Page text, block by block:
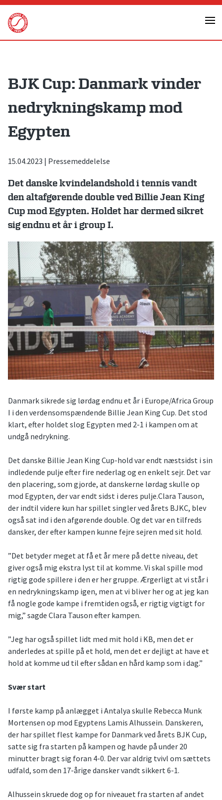
Skip
content
BJK Cup: Danmark vinder
nedrykningskamp mod
Egypten
15.04.2023 | Pressemeddelelse
Det danske kvindelandshold i tennis vandt
den altafgørende double ved Billie Jean King
Cup mod Egypten. Holdet har dermed sikret
sig endnu et år i group I.
Danmark sikrede sig lørdag endnu et år i Europe/Africa Group
I i den verdensomspændende Billie Jean King Cup. Det stod
klart, efter holdet slog Egypten med 2-1 i kampen om at
undgå nedrykning.
Det danske Billie Jean King Cup-hold var endt næstsidst i sin
indledende pulje efter fire nederlag og en enkelt sejr. Det var
den placering, som gjorde, at danskerne lørdag skulle op
mod Egypten, der var endt sidst i deres pulje.Clara Tauson,
der indtil videre kun har spillet singler ved årets BJKC, blev
også sat ind i den afgørende double. Og det var en tilfreds
dansker, der efter kampen kunne fejre sejren med sit hold.
”Det betyder meget at få et år mere på dette niveau, det
giver også mig ekstra lyst til at komme. Vi skal spille mod
rigtig gode spillere i den er her gruppe. Ærgerligt at vi står i
en nedrykningskamp igen, men at vi bliver her og at jeg kan
få nogle gode kampe i fremtiden også, er rigtig vigtigt for
mig,” sagde Clara Tauson efter kampen.
”Jeg har også spillet lidt med mit hold i KB, men det er
anderledes at spille på et hold, men det er dejligt at have et
hold at komme ud til efter sådan en hård kamp som i dag.”
Svær start
I første kamp på anlægget i Antalya skulle Rebecca Munk
Mortensen op mod Egyptens Lamis Alhussein. Danskeren,
der har spillet flest kampe for Danmark ved årets BJK Cup,
satte sig fra starten på kampen og havde på under 20
minutter bragt sig foran 4-0. Der var aldrig tvivl om sættets
udfald, som den 17-årige dansker vandt sikkert 6-1.
Alhussein skruede dog op for niveauet fra starten af andet